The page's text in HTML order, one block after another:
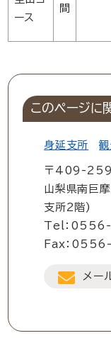
ース
間
このページに
身延支所
〒409-
山梨県南巨
支所2階)
Tel：
Fax：
メー